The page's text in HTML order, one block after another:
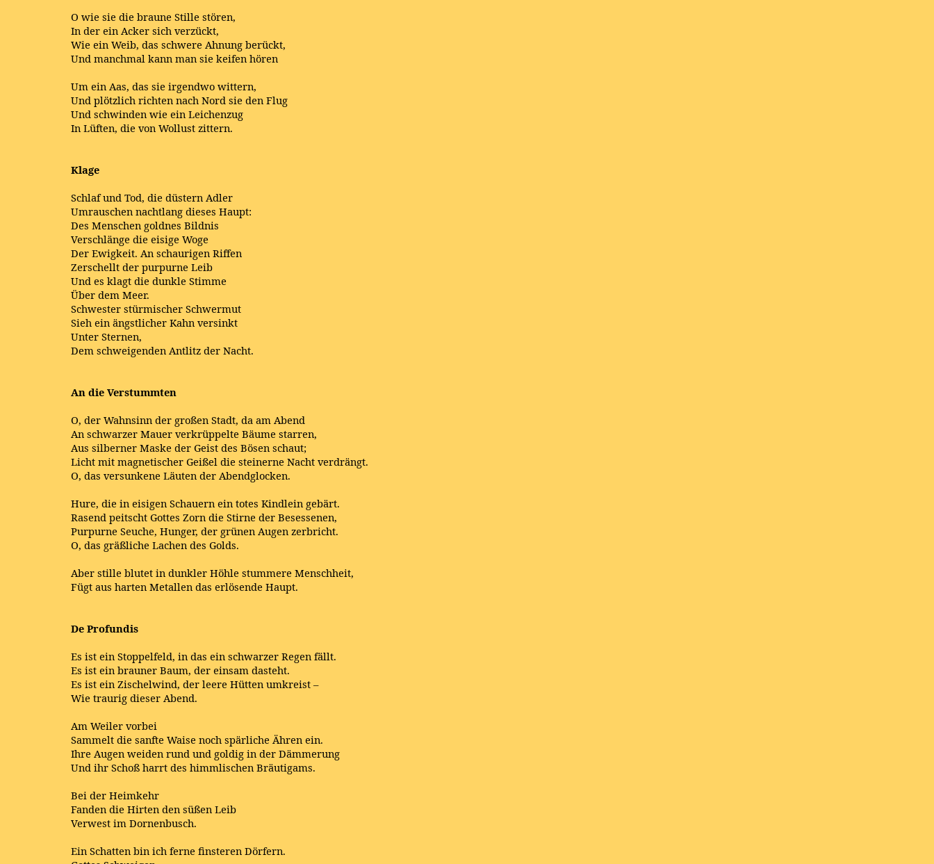
O wie sie die braune Stille stören,
In der ein Acker sich verzückt,
Wie ein Weib, das schwere Ahnung berückt,
Und manchmal kann man sie keifen hören
Um ein Aas, das sie irgendwo wittern,
Und plötzlich richten nach Nord sie den Flug
Und schwinden wie ein Leichenzug
In Lüften, die von Wollust zittern.
Klage
Schlaf und Tod, die düstern Adler
Umrauschen nachtlang dieses Haupt:
Des Menschen goldnes Bildnis
Verschlänge die eisige Woge
Der Ewigkeit. An schaurigen Riffen
Zerschellt der purpurne Leib
Und es klagt die dunkle Stimme
Über dem Meer.
Schwester stürmischer Schwermut
Sieh ein ängstlicher Kahn versinkt
Unter Sternen,
Dem schweigenden Antlitz der Nacht.
An die Verstummten
O, der Wahnsinn der großen Stadt, da am Abend
An schwarzer Mauer verkrüppelte Bäume starren,
Aus silberner Maske der Geist des Bösen schaut;
Licht mit magnetischer Geißel die steinerne Nacht verdrängt.
O, das versunkene Läuten der Abendglocken.
Hure, die in eisigen Schauern ein totes Kindlein gebärt.
Rasend peitscht Gottes Zorn die Stirne der Besessenen,
Purpurne Seuche, Hunger, der grünen Augen zerbricht.
O, das gräßliche Lachen des Golds.
Aber stille blutet in dunkler Höhle stummere Menschheit,
Fügt aus harten Metallen das erlösende Haupt.
De Profundis
Es ist ein Stoppelfeld, in das ein schwarzer Regen fällt.
Es ist ein brauner Baum, der einsam dasteht.
Es ist ein Zischelwind, der leere Hütten umkreist –
Wie traurig dieser Abend.
Am Weiler vorbei
Sammelt die sanfte Waise noch spärliche Ähren ein.
Ihre Augen weiden rund und goldig in der Dämmerung
Und ihr Schoß harrt des himmlischen Bräutigams.
Bei der Heimkehr
Fanden die Hirten den süßen Leib
Verwest im Dornenbusch.
Ein Schatten bin ich ferne finsteren Dörfern.